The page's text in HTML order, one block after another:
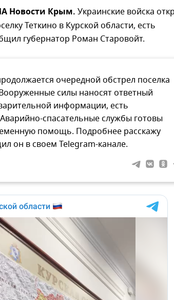
Новости Крым. Украинские войска
Теткино в Курской области, есть
губернатор Роман Старовойт.
очередной обстрел поселка
силы наносят ответный
информации, есть
спасательные службы готовы
помощь. Подробнее расскажу
он в своем Telegram-канале.